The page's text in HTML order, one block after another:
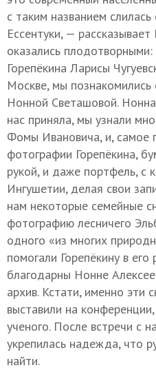
с таким названием
Ессентуки, —
оказались
Горепёкина Ларисы
Москве, мы познакомились
Нонной Светашовой.
нас приняла, мы узнали
Фомы Ивановича, и, самое
фотографии Горепёкина,
рукой, и даже портфель, с
Ингушетии, делая свои
нам некоторые семейные
фотографию лесничего
одного «из многих
помогали Горепёкину в
благодарны Нонне
архив. Кстати, именно эти
выставили на
ученого. После встречи с
укрепилась надежда, что
найти.